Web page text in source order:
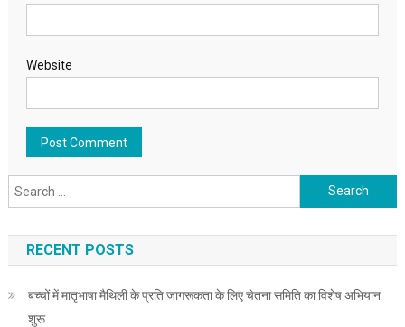
Website
Search for:
RECENT POSTS
बच्चों में मातृभाषा मैथिली के प्रति जागरूकता के लिए चेतना समिति का विशेष अभियान
शुरू